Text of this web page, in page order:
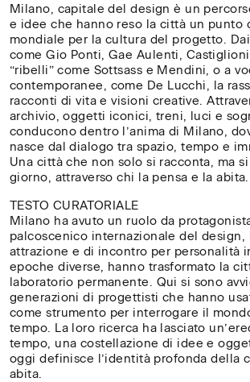
Milano, capitale del design è un
e idee che hanno reso la città un punto
mondiale per la cultura del progetto.
come Gio Ponti, Gae Aulenti,
“ribelli” come Sottsass e Mendini, o a
contemporanee, come De Lucchi, la
racconti di vita e visioni creative.
archivio, oggetti iconici, treni, luci e
conducono dentro l’anima di Milano,
nasce dal dialogo tra spazio, tempo e
Una città che non solo si racconta, ma
giorno, attraverso chi la pensa e la abita.
TESTO CURATORIALE
Milano ha avuto un ruolo da
palcoscenico internazionale del design,
attrazione e di incontro per personalità
epoche diverse, hanno trasformato la
laboratorio permanente. Qui si sono
generazioni di progettisti che hanno
come strumento per interrogare il
tempo. La loro ricerca ha lasciato
tempo, una costellazione di idee e
oggi definisce l’identità profonda della
abita.